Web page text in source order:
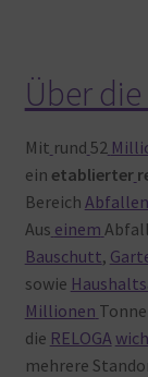
Über
Mit rund 52
ein etablierter
Bereich
Aus einem
Bauschutt,
sowie
Millionen
die RELOGA
mehrere